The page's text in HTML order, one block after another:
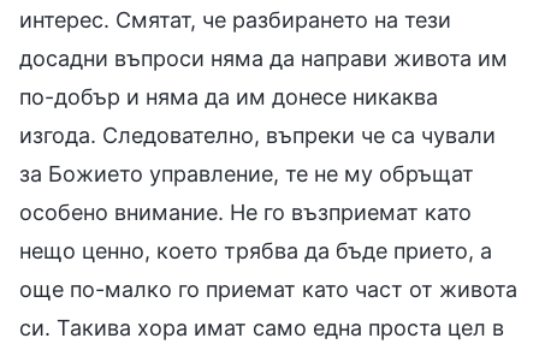
интерес. Смятат, че разбирането на тези
досадни въпроси няма да направи живота им
по-добър и няма да им донесе никаква
изгода. Следователно, въпреки че са чували
за Божието управление, те не му обръщат
особено внимание. Не го възприемат като
нещо ценно, което трябва да бъде прието, а
още по-малко го приемат като част от живота
си. Такива хора имат само една проста цел в